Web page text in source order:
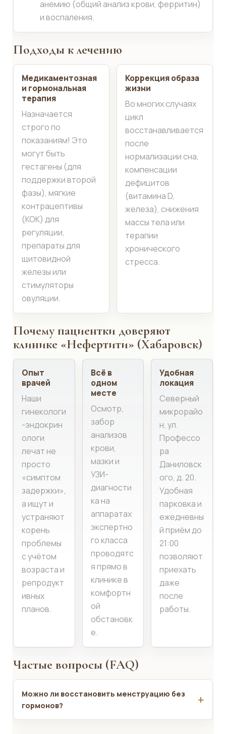
анемию (общий анализ крови, ферритин)
и воспаления.
Подходы к лечению
Медикаментозная
и гормональная
терапия
Назначается
строго по
показаниям! Это
могут быть
гестагены (для
поддержки второй
фазы), мягкие
контрацептивы
(КОК) для
регуляции,
препараты для
щитовидной
железы или
стимуляторы
овуляции.
Коррекция образа
жизни
Во многих случаях
цикл
восстанавливается
после
нормализации сна,
компенсации
дефицитов
(витамина D,
железа), снижения
массы тела или
терапии
хронического
стресса.
Почему пациентки доверяют
клинике «Нефертити» (Хабаровск)
Опыт
врачей
Наши
гинекологи
-эндокрин
ологи
лечат не
просто
«симптом
задержки»,
а ищут и
устраняют
корень
проблемы
с учётом
возраста и
репродукт
ивных
планов.
Всё в
одном
месте
Осмотр,
забор
анализов
крови,
мазки и
УЗИ-
диагности
ка на
аппаратах
экспертно
го класса
проводятс
я прямо в
клинике в
комфортн
ой
обстановк
е.
Удобная
локация
Северный
микрорайо
н, ул.
Профессо
ра
Даниловск
ого, д. 20.
Удобная
парковка и
ежедневны
й приём до
21:00
позволяют
приехать
даже
после
работы.
Частые вопросы (FAQ)
Можно ли восстановить менструацию без
гормонов?